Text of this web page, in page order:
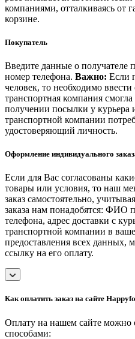
компаниями, отталкиваясь от
корзине.
Покупатель
Введите данные о
номер телефона. Важно: Если
человек, то необходимо
транспортная компания
получении посылки у курьера
транспортной компании
удостоверяющий личность.
Оформление индивидуального
Если для Вас согласованы
товары или условия, то наш
заказ самостоятельно,
заказа нам понадобятся: ФИО
телефона, адрес доставки с
транспортной компании в
предоставления всех данных,
ссылку на его оплату.
Как оплатить заказ на сайте
Оплату на нашем сайте можно
способами: